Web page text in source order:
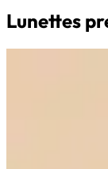
Lunettes